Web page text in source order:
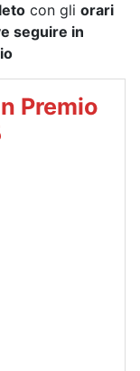
con gli orari
seguire in
Premio